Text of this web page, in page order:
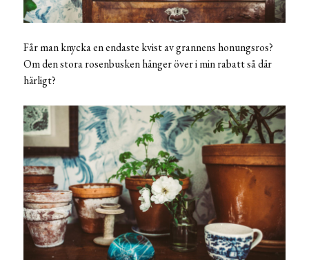
Får man knycka en endaste kvist av grannens honungsros?
Om den stora rosenbusken hänger över i min rabatt så där
härligt?